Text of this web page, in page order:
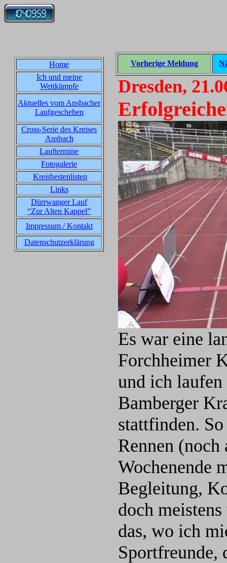
Home
Ich und meine
Wettkämpfe
Aktuelles vom Ansbacher
Laufgeschehen
Cross-Serie des Kreises
Ansbach
Lauftermine
Fotogalerie
Kreisbestenlisten
Links
Dürrwanger Lauf
“Zur Alten Kappel”
Impressum / Kontakt
Datenschutzerklärung
Vorherige Meldung
Dresden,
Es war eine
Forchheimer
und ich laufen
Bamberger
stattfinden.
Rennen (noch
Wochenende
Begleitung,
doch
das, wo ich
Sportfreunde,